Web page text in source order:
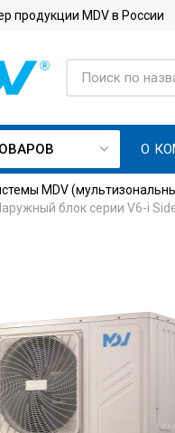
продукции MDV в России
зимним
системы
О
MDV
блок серии V6-i